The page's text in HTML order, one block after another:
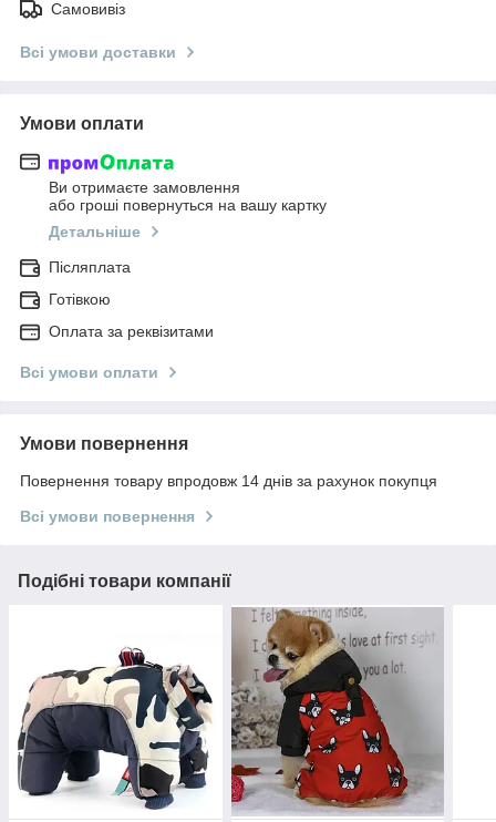
Самовивіз
Всі умови доставки
Умови оплати
Ви отримаєте замовлення
або гроші повернуться на вашу картку
Детальніше
Післяплата
Готівкою
Оплата за реквізитами
Всі умови оплати
Умови повернення
Повернення товару впродовж 14 днів за рахунок покупця
Всі умови повернення
Подібні товари компанії